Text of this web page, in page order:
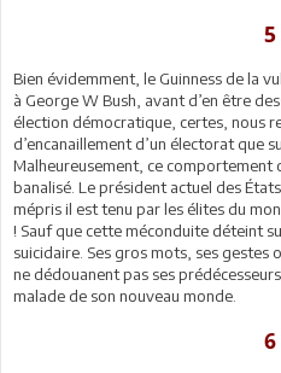
5
Bien évidemment, le Guinness de la
à George W Bush, avant d’en être
élection démocratique, certes, nous
d’encanaillement d’un électorat que
Malheureusement, ce comportement
banalisé. Le président actuel des
mépris il est tenu par les élites du
! Sauf que cette méconduite déteint
suicidaire. Ses gros mots, ses gestes
ne dédouanent pas ses
malade de son nouveau monde.
6